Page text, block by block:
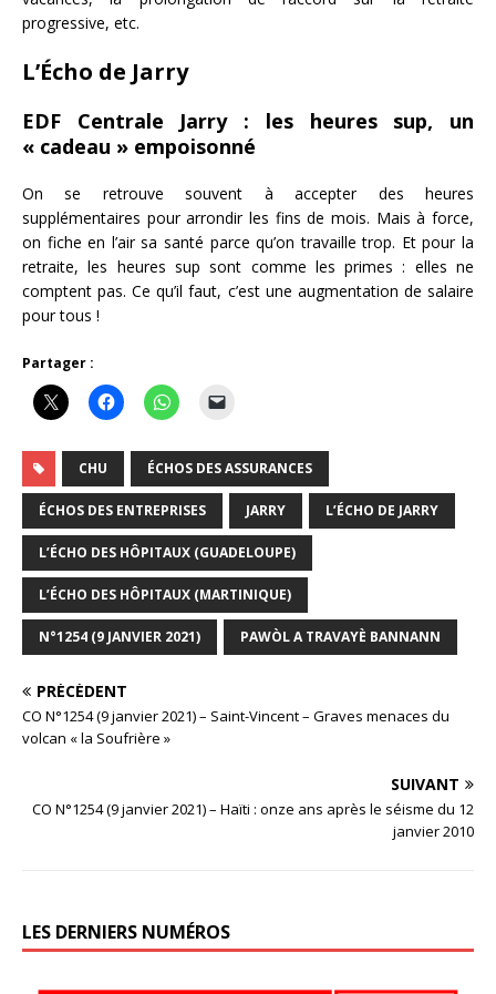
progressive, etc.
L’Écho de Jarry
EDF Centrale Jarry : les heures sup, un
« cadeau » empoisonné
On se retrouve souvent à accepter des heures
supplémentaires pour arrondir les fins de mois. Mais à force,
on fiche en l’air sa santé parce qu’on travaille trop. Et pour la
retraite, les heures sup sont comme les primes : elles ne
comptent pas. Ce qu’il faut, c’est une augmentation de salaire
pour tous !
Partager :
CHU ÉCHOS DES ASSURANCES
ÉCHOS DES ENTREPRISES JARRY L’ÉCHO DE JARRY
L’ÉCHO DES HÔPITAUX (GUADELOUPE)
L’ÉCHO DES HÔPITAUX (MARTINIQUE)
N°1254 (9 JANVIER 2021) PAWÒL A TRAVAYÈ BANNANN
PRÉCÉDENT
CO N°1254 (9 janvier 2021) – Saint-Vincent – Graves menaces du
volcan « la Soufrière »
SUIVANT
CO N°1254 (9 janvier 2021) – Haïti : onze ans après le séisme du 12
janvier 2010
LES DERNIERS NUMÉROS